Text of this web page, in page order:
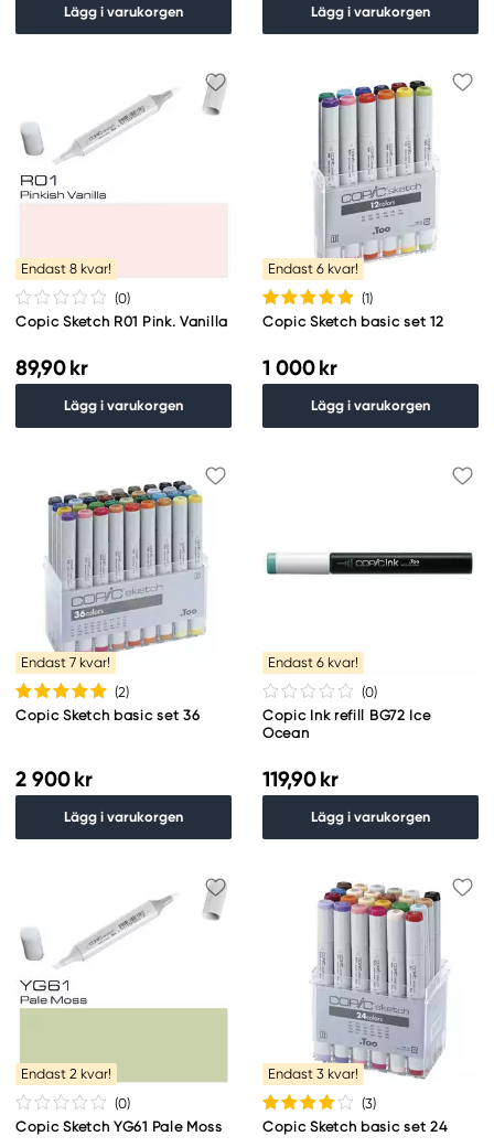
Lägg i varukorgen Lägg i varukorgen
Endast 8 kvar!
(0)
Copic Sketch R01 Pink. Vanilla
89,90 kr
Lägg i varukorgen
Endast 6 kvar!
(1)
Copic Sketch basic set 12
1 000 kr
Lägg i varukorgen
Endast 7 kvar!
(2)
Copic Sketch basic set 36
2 900 kr
Lägg i varukorgen
Endast 6 kvar!
(0)
Copic Ink refill BG72 Ice
Ocean
119,90 kr
Lägg i varukorgen
Endast 2 kvar!
(0)
Copic Sketch YG61 Pale Moss
Endast 3 kvar!
(3)
Copic Sketch basic set 24